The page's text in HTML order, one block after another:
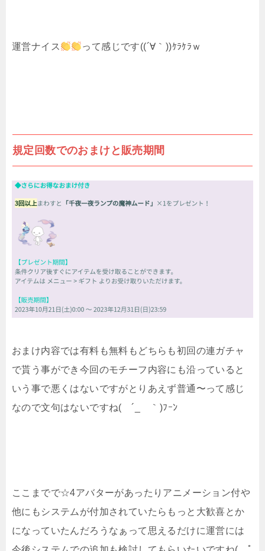
運営ナイス って感じです((´∀｀))ｹﾗｹﾗｗ
規定回数でのおまけと販売期間
おまけ内容では有料も無料もどちらも初回の連ガチャ
で貰う事ができ今回のモチーフ内容にも沿っていると
いう事で悪くはないですがとりあえず普通〜って感じ
なので文句はないですね( ´_ゝ｀)ﾌｰﾝ
ここまでで☆4アバターがあったりアニメーション付や
他にもシステムが付加されていたらもっと大歓喜とか
になっていたんだろうなぁって思えるだけに運営には